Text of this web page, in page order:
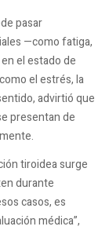
pasar
—como fatiga,
el estado de
el estrés, la
advirtió que
presentan de
tiroidea surge
durante
casos, es
médica”,